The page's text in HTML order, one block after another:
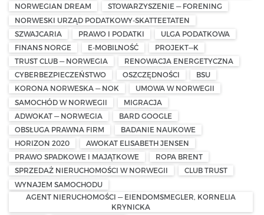
NORWEGIAN DREAM
STOWARZYSZENIE — FORENING
NORWESKI URZĄD PODATKOWY-SKATTEETATEN
SZWAJCARIA
PRAWO I PODATKI
ULGA PODATKOWA
FINANS NORGE
E-MOBILNOŚĆ
PROJEKT—K
TRUST CLUB — NORWEGIA
RENOWACJA ENERGETYCZNA
CYBERBEZPIECZEŃSTWO
OSZCZĘDNOŚCI
BSU
KORONA NORWESKA — NOK
UMOWA W NORWEGII
SAMOCHÓD W NORWEGII
MIGRACJA
ADWOKAT — NORWEGIA
BARD GOOGLE
OBSŁUGA PRAWNA FIRM
BADANIE NAUKOWE
HORIZON 2020
AWOKAT ELISABETH JENSEN
PRAWO SPADKOWE I MAJĄTKOWE
ROPA BRENT
SPRZEDAŻ NIERUCHOMOŚCI W NORWEGII
CLUB TRUST
WYNAJEM SAMOCHODU
AGENT NIERUCHOMOŚCI — EIENDOMSMEGLER, KORNELIA
KRYNICKA